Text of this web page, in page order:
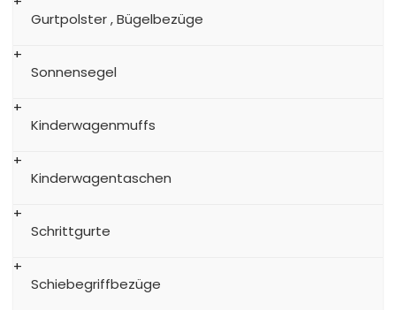
Gurtpolster , Bügelbezüge
Sonnensegel
Kinderwagenmuffs
Kinderwagentaschen
Schrittgurte
Schiebegriffbezüge